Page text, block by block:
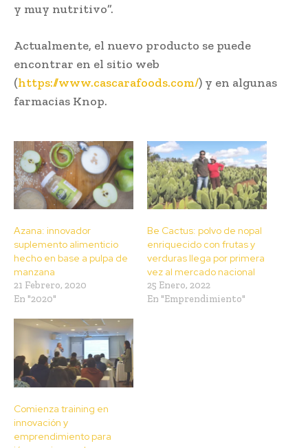
y muy nutritivo”.
Actualmente, el nuevo producto se puede
encontrar en el sitio web
(https://www.cascarafoods.com/) y en algunas
farmacias Knop.
Azana: innovador
suplemento alimenticio
hecho en base a pulpa de
manzana
21 Febrero, 2020
En "2020"
Be Cactus: polvo de nopal
enriquecido con frutas y
verduras llega por primera
vez al mercado nacional
25 Enero, 2022
En "Emprendimiento"
Comienza training en
innovación y
emprendimiento para